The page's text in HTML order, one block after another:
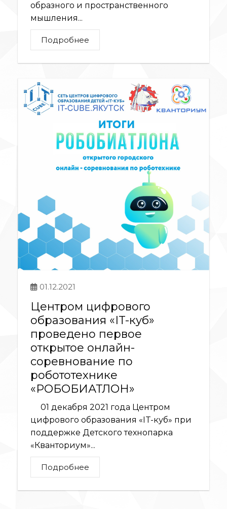
образного и пространственного
мышления...
Подробнее
01.12.2021
Центром цифрового
образования «IT-куб»
проведено первое
открытое онлайн-
соревнование по
робототехнике
«РОБОБИАТЛОН»
01 декабря 2021 года Центром
цифрового образования «IT-куб» при
поддержке Детского технопарка
«Кванториум»...
Подробнее